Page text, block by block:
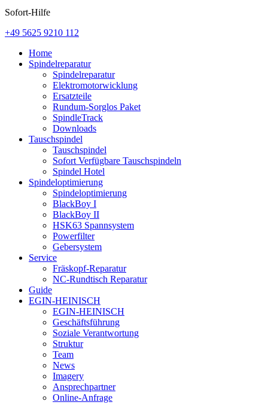
Sofort-Hilfe
+49 5625 9210 112
Home
Spindelreparatur
Spindelreparatur
Elektromotorwicklung
Ersatzteile
Rundum-Sorglos Paket
SpindleTrack
Downloads
Tauschspindel
Tauschspindel
Sofort Verfügbare Tauschspindeln
Spindel Hotel
Spindeloptimierung
Spindeloptimierung
BlackBoy I
BlackBoy II
HSK63 Spannsystem
Powerfilter
Gebersystem
Service
Fräskopf-Reparatur
NC-Rundtisch Reparatur
Guide
EGIN-HEINISCH
EGIN-HEINISCH
Geschäftsführung
Soziale Verantwortung
Struktur
Team
News
Imagery
Ansprechpartner
Online-Anfrage